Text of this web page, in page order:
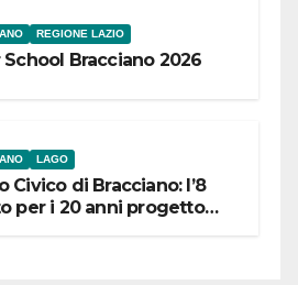
REGIONE LAZIO
School Bracciano 2026
LAGO
Civico di Bracciano: l’8
per i 20 anni progetto